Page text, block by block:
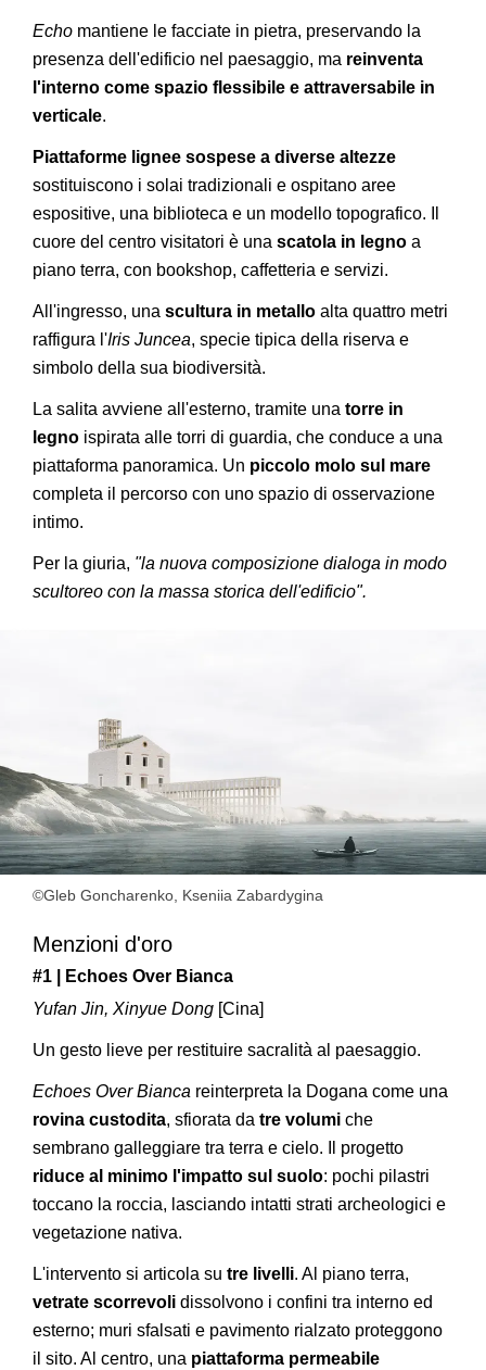
Echo mantiene le facciate in pietra, preservando la
presenza dell'edificio nel paesaggio, ma reinventa
l'interno come spazio flessibile e attraversabile in
verticale.
Piattaforme lignee sospese a diverse altezze
sostituiscono i solai tradizionali e ospitano aree
espositive, una biblioteca e un modello topografico. Il
cuore del centro visitatori è una scatola in legno a
piano terra, con bookshop, caffetteria e servizi.
All'ingresso, una scultura in metallo alta quattro metri
raffigura l'Iris Juncea, specie tipica della riserva e
simbolo della sua biodiversità.
La salita avviene all'esterno, tramite una torre in
legno ispirata alle torri di guardia, che conduce a una
piattaforma panoramica. Un piccolo molo sul mare
completa il percorso con uno spazio di osservazione
intimo.
Per la giuria, "la nuova composizione dialoga in modo
scultoreo con la massa storica dell'edificio".
©Gleb Goncharenko, Kseniia Zabardygina
Menzioni d'oro
#1 | Echoes Over Bianca
Yufan Jin, Xinyue Dong [Cina]
Un gesto lieve per restituire sacralità al paesaggio.
Echoes Over Bianca reinterpreta la Dogana come una
rovina custodita, sfiorata da tre volumi che
sembrano galleggiare tra terra e cielo. Il progetto
riduce al minimo l'impatto sul suolo: pochi pilastri
toccano la roccia, lasciando intatti strati archeologici e
vegetazione nativa.
L'intervento si articola su tre livelli. Al piano terra,
vetrate scorrevoli dissolvono i confini tra interno ed
esterno; muri sfalsati e pavimento rialzato proteggono
il sito. Al centro, una piattaforma permeabile